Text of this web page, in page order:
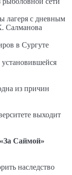
лагеря с дневным
Салманова
в Сургуте
из причин
выходит
Саймой»
наследство